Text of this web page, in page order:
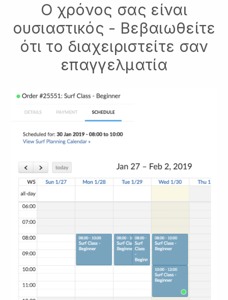
Ο χρόνος σας είναι
ουσιαστικός - Βεβαιωθείτε
ότι το διαχειριστείτε σαν
επαγγελματία